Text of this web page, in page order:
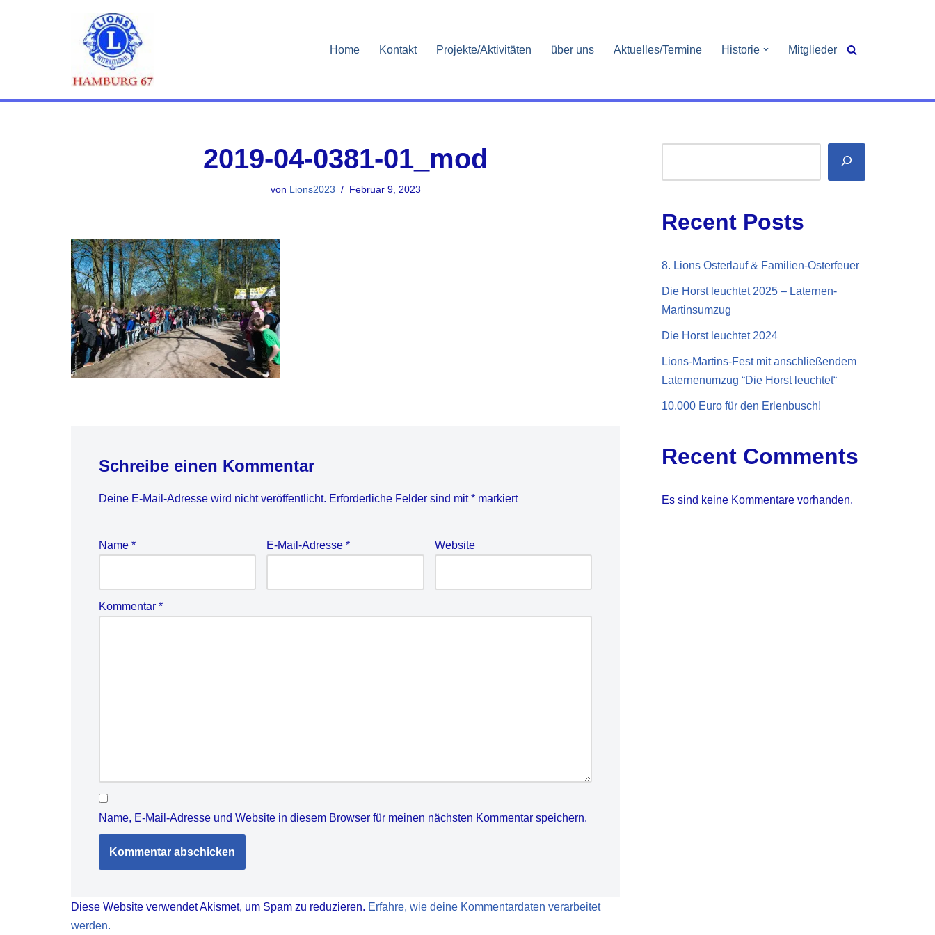
Home Kontakt Projekte/Aktivitäten über uns Aktuelles/Termine Historie Mitglieder
2019-04-0381-01_mod
von Lions2023 Februar 9, 2023
Schreibe einen Kommentar
Deine E-Mail-Adresse wird nicht veröffentlicht. Erforderliche Felder sind mit* markiert
Name * E-Mail-Adresse* Website
Kommentar *
Name, E-Mail-Adresse und Website in diesem Browser für meinen nächsten Kommentar speichern.
Diese Website verwendet Akismet, um Spam zu reduzieren. Erfahre, wie deine Kommentardaten verarbeitet
werden.
Recent Posts
8. Lions Osterlauf & Familien-Osterfeuer
Die Horst leuchtet 2025 – Laternen-
Martinsumzug
Die Horst leuchtet 2024
Lions-Martins-Fest mit anschließendem
Laternenumzug “Die Horst leuchtet“
10.000 Euro für den Erlenbusch!
Recent Comments
Es sind keine Kommentare vorhanden.